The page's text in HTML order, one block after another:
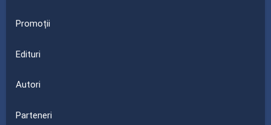
Promoții
Edituri
Autori
Parteneri